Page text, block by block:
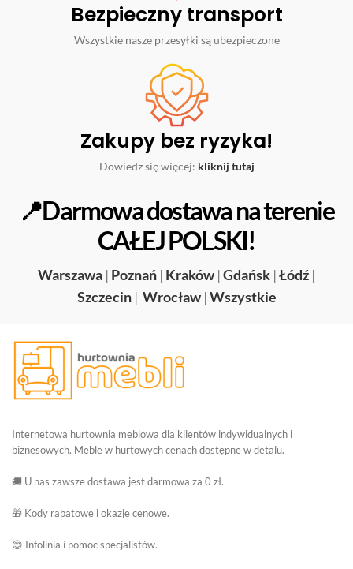
Bezpieczny transport
Wszystkie nasze przesyłki są ubezpieczone
Zakupy bez ryzyka!
Dowiedz się więcej: kliknij tutaj
📍Darmowa dostawa na terenie
CAŁEJ POLSKI!
Warszawa | Poznań | Kraków |Gdańsk |Łódź |
Szczecin | Wrocław |Wszystkie
Internetowa hurtownia meblowa dla klientów indywidualnych i
biznesowych. Meble w hurtowych cenach dostępne w detalu.
🚚 U nas zawsze dostawa jest darmowa za 0 zł.
🎁 Kody rabatowe i okazje cenowe.
😊 Infolinia i pomoc specjalistów.